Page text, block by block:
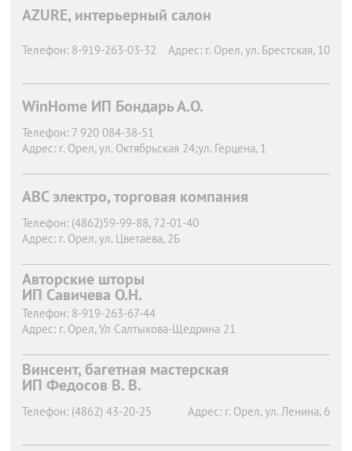
AZURE, интерьерный салон
Телефон: 8-919-263-03-32 Адрес: г. Орел, ул. Брестская, 10
WinHome ИП Бондарь А.О.
Телефон: 7 920 084-38-51
Адрес: г. Орел, ул. Октябрьская 24;ул. Герцена, 1
АВС электро, торговая компания
Телефон: (4862)59-99-88, 72-01-40
Адрес: г. Орел, ул. Цветаева, 2Б
Авторские шторы
ИП Савичева О.Н.
Телефон: 8-919-263-67-44
Адрес: г. Орел, Ул Салтыкова-Щедрина 21
Винсент, багетная мастерская
ИП Федосов В. В.
Телефон: (4862) 43-20-25 Адрес: г. Орел, ул. Ленина, 6